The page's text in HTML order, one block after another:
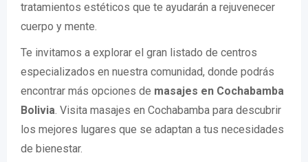
tratamientos estéticos que te ayudarán a rejuvenecer
cuerpo y mente.
Te invitamos a explorar el gran listado de centros
especializados en nuestra comunidad, donde podrás
encontrar más opciones de masajes en Cochabamba
Bolivia. Visita masajes en Cochabamba para descubrir
los mejores lugares que se adaptan a tus necesidades
de bienestar.